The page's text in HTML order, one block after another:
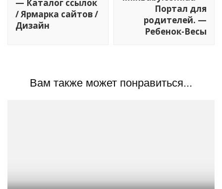
записям
— Каталог ссылок
/ Ярмарка сайтов /
Дизайн
Портал для
родителей. —
Ребенок-Весы
Вам также может понравиться...